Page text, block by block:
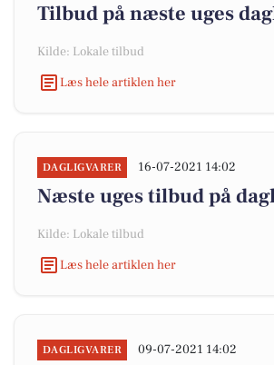
Tilbud på næste uges
Kilde: Lokale tilbud
Læs hele artiklen her
DAGLIGVARER 16-07-2021 14:02
Næste uges tilbud på
Kilde: Lokale tilbud
Læs hele artiklen her
DAGLIGVARER 09-07-2021 14:02